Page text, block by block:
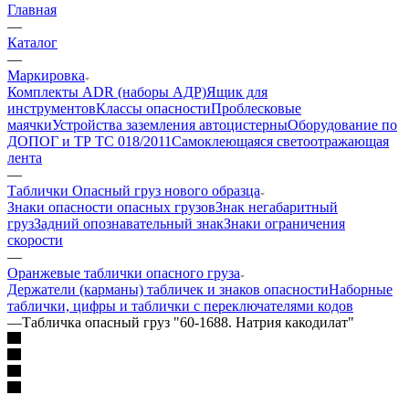
Главная
—
Каталог
—
Маркировка
Комплекты ADR (наборы АДР)Ящик для
инструментовКлассы опасностиПроблесковые
маячкиУстройства заземления автоцистерныОборудование по
ДОПОГ и ТР ТС 018/2011Самоклеющаяся светоотражающая
лента
—
Таблички Опасный груз нового образца
Знаки опасности опасных грузовЗнак негабаритный
грузЗадний опознавательный знакЗнаки ограничения
скорости
—
Оранжевые таблички опасного груза
Держатели (карманы) табличек и знаков опасностиНаборные
таблички, цифры и таблички с переключателями кодов
—Табличка опасный груз "60-1688. Натрия какодилат"